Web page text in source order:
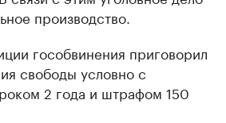
производство.
гособвинения приговорил
свободы условно с
2 года и штрафом 150